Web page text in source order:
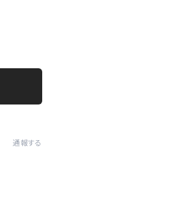
通報する